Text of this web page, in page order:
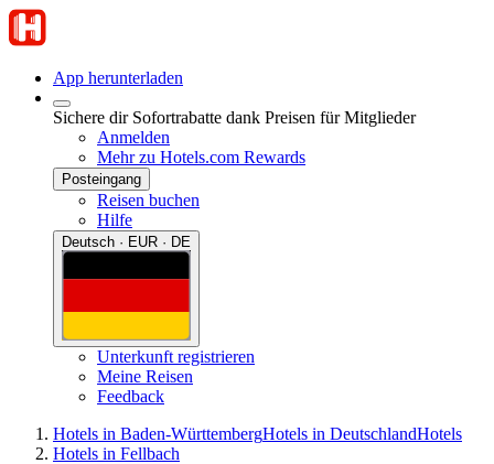
App herunterladen
Sichere dir Sofortrabatte dank Preisen für Mitglieder
Anmelden
Mehr zu Hotels.com Rewards
Posteingang
Reisen buchen
Hilfe
Deutsch · EUR · DE
Unterkunft registrieren
Meine Reisen
Feedback
Hotels in Baden-WürttembergHotels in DeutschlandHotels
Hotels in Fellbach